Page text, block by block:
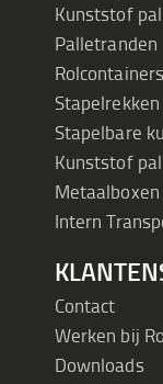
Kunststof
Palletranden
Rolcontainers
Stapelrekken
Stapelbare
Kunststof
Metaalboxen
Intern
Contact
Werken bij
Downloads